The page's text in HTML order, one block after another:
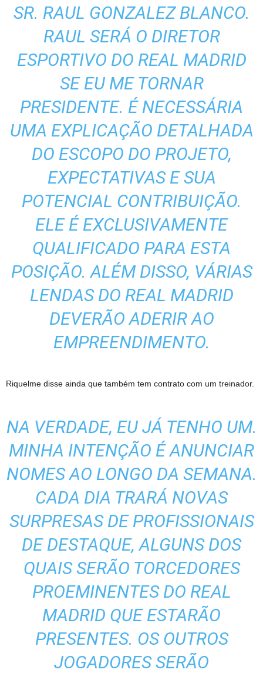
SR. RAUL GONZALEZ BLANCO.
RAUL SERÁ O DIRETOR
ESPORTIVO DO REAL MADRID
SE EU ME TORNAR
PRESIDENTE. É NECESSÁRIA
UMA EXPLICAÇÃO DETALHADA
DO ESCOPO DO PROJETO,
EXPECTATIVAS E SUA
POTENCIAL CONTRIBUIÇÃO.
ELE É EXCLUSIVAMENTE
QUALIFICADO PARA ESTA
POSIÇÃO. ALÉM DISSO, VÁRIAS
LENDAS DO REAL MADRID
DEVERÃO ADERIR AO
EMPREENDIMENTO.
Riquelme disse ainda que também tem contrato com um treinador.
NA VERDADE, EU JÁ TENHO UM.
MINHA INTENÇÃO É ANUNCIAR
NOMES AO LONGO DA SEMANA.
CADA DIA TRARÁ NOVAS
SURPRESAS DE PROFISSIONAIS
DE DESTAQUE, ALGUNS DOS
QUAIS SERÃO TORCEDORES
PROEMINENTES DO REAL
MADRID QUE ESTARÃO
PRESENTES. OS OUTROS
JOGADORES SERÃO